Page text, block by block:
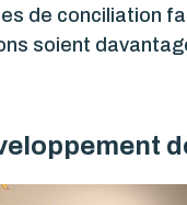
de conciliation
soient